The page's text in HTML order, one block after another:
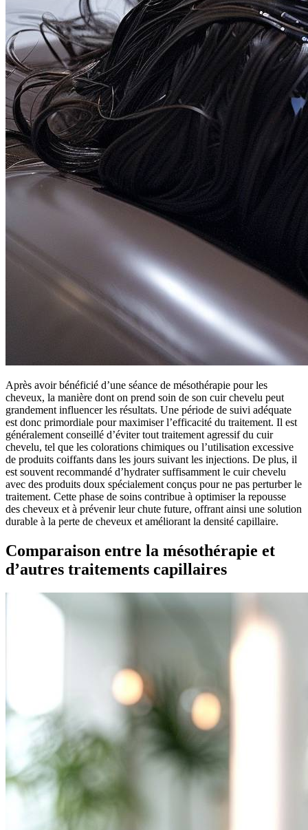
Après avoir bénéficié d’une séance de mésothérapie pour les
cheveux, la manière dont on prend soin de son cuir chevelu peut
grandement influencer les résultats. Une période de suivi adéquate
est donc primordiale pour maximiser l’efficacité du traitement. Il est
généralement conseillé d’éviter tout traitement agressif du cuir
chevelu, tel que les colorations chimiques ou l’utilisation excessive
de produits coiffants dans les jours suivant les injections. De plus, il
est souvent recommandé d’hydrater suffisamment le cuir chevelu
avec des produits doux spécialement conçus pour ne pas perturber le
traitement. Cette phase de soins contribue à optimiser la repousse
des cheveux et à prévenir leur chute future, offrant ainsi une solution
durable à la perte de cheveux et améliorant la densité capillaire.
Comparaison entre la mésothérapie et
d’autres traitements capillaires